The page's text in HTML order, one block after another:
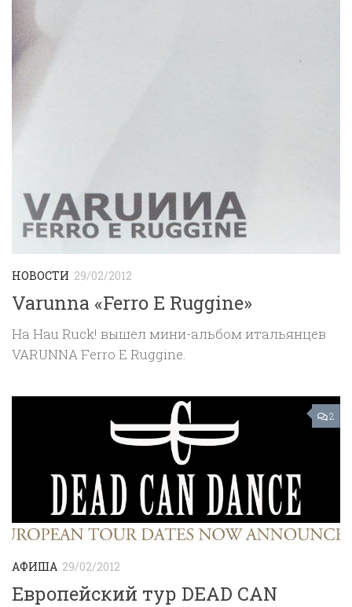
НОВОСТИ 29/02/2012
Varunna «Ferro E Ruggine»
На Hau Ruck! вышел мини-альбом итальянцев
VARUNNA Ferro E Ruggine.
2
АФИША 29/02/2012
Европейский тур DEAD CAN